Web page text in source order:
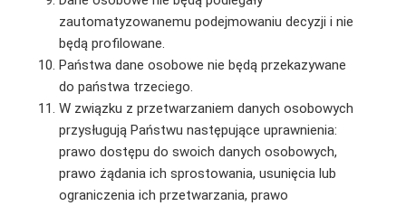
zautomatyzowanemu podejmowaniu decyzji i nie
będą profilowane.
Państwa dane osobowe nie będą przekazywane
do państwa trzeciego.
W związku z przetwarzaniem danych osobowych
przysługują Państwu następujące uprawnienia:
prawo dostępu do swoich danych osobowych,
prawo żądania ich sprostowania, usunięcia lub
ograniczenia ich przetwarzania, prawo